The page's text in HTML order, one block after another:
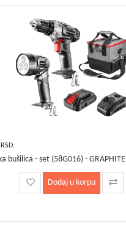
RSD.
bušilica - set (58G016) - GRAPHITE
Dodaj u korpu